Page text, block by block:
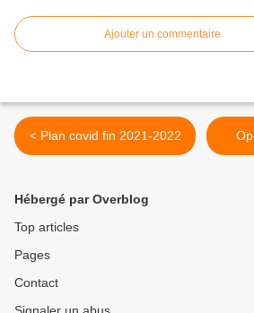
Ajouter un commentaire
< Plan covid fin 2021-2022
Hébergé par Overblog
Top articles
Pages
Contact